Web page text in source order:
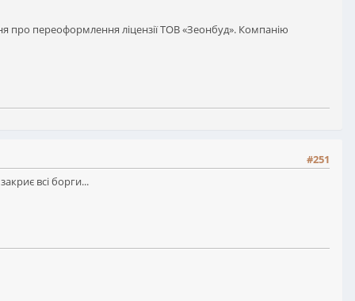
про переоформлення ліцензії ТОВ «Зеонбуд». Компанію
#251
всі борги...